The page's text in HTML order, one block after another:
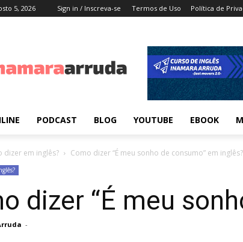
5, 2026 Sign in / Inscreva-se Termos de Uso Política de
PODCAST BLOG YOUTUBE EBOOK
dizer em inglês? Como dizer “É meu sonho de consumo” em inglês?
dizer “É meu
-